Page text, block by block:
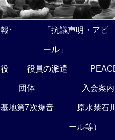
･ 「抗議声明・アピ
ール」
役員の派遣
団体 入会案内
地第7次爆音 原水禁石
ール等）